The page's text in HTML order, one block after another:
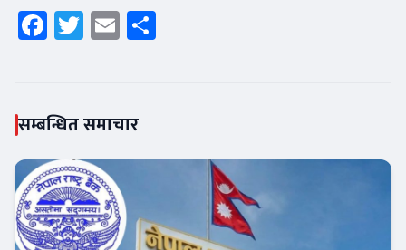
Facebook
Twitter
Email
सम्बन्धित समाचार